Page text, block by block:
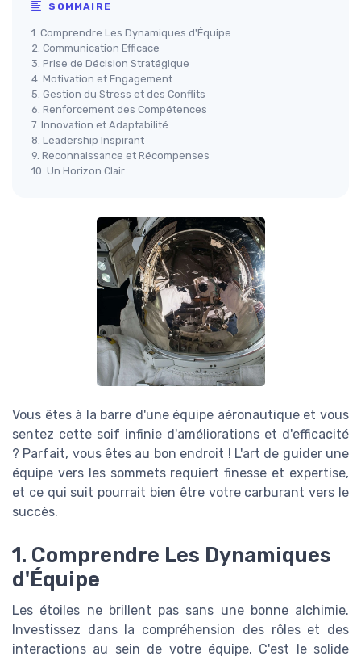
SOMMAIRE
1. Comprendre Les Dynamiques d'Équipe
2. Communication Efficace
3. Prise de Décision Stratégique
4. Motivation et Engagement
5. Gestion du Stress et des Conflits
6. Renforcement des Compétences
7. Innovation et Adaptabilité
8. Leadership Inspirant
9. Reconnaissance et Récompenses
10. Un Horizon Clair
Vous êtes à la barre d'une équipe aéronautique et vous
sentez cette soif infinie d'améliorations et d'efficacité
? Parfait, vous êtes au bon endroit ! L'art de guider une
équipe vers les sommets requiert finesse et expertise,
et ce qui suit pourrait bien être votre carburant vers le
succès.
1. Comprendre Les Dynamiques
d'Équipe
Les étoiles ne brillent pas sans une bonne alchimie.
Investissez dans la compréhension des rôles et des
interactions au sein de votre équipe. C'est le solide